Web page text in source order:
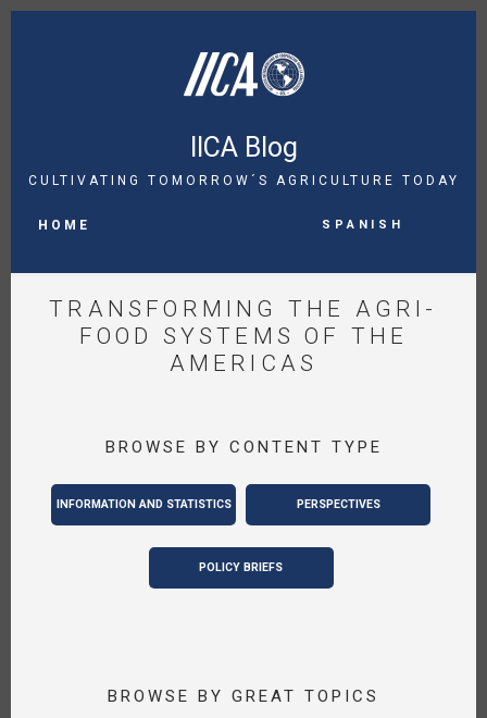
Skip
IICA Blog
CULTIVATING TOMORROW´S AGRICULTURE TODAY
NAVIGATION
HOME Spanish
TRANSFORMING THE AGRI-
FOOD SYSTEMS OF THE
AMERICAS
BROWSE BY CONTENT TYPE
INFORMATION AND STATISTICS PERSPECTIVES
POLICY BRIEFS
BROWSE BY GREAT TOPICS